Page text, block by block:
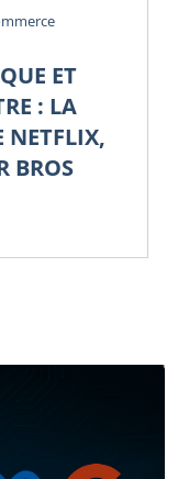
ET
: LA
NETFLIX,
BROS